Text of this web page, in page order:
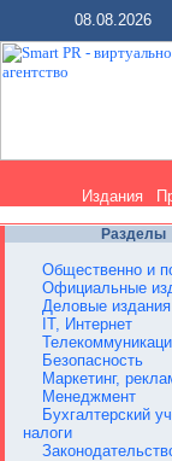
08.08.2026
Издания
Разделы
Общественно и
Официальные
Деловые издания
IT, Интернет
Безопасность
Маркетинг,
Менеджмент
Бухгалтерский
налоги